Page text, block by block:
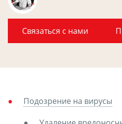
Связаться с нами
Подозрение на вирусы